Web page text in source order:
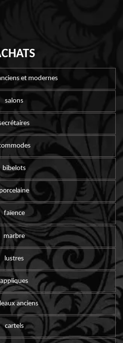
et modernes
salons
bibelots
porcelaine
faïence
marbre
lustres
appliques
anciens
cartels